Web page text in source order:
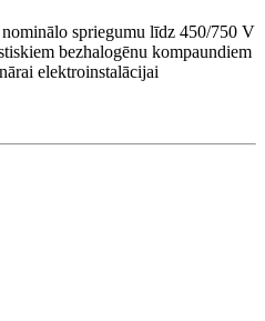
spriegumu līdz 450/750 V
bezhalogēnu kompaundiem
elektroinstalācijai